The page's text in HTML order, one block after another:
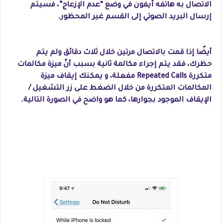
الاتصال به هاتفه آيفون في وضع “عدم الإزعاج”، فسيتم
إرسال البريد الصوتي إلى القسم غير المحظور.
أيضًا إذا قمت بالاتصال مرتين خلال ثلاث دقائق ولم يتم
حظرك، فقد يتم إجراء مكالمة ثانية بسبب أنّ ميزة مكالمات
متكررة Repeated Calls مفعلة، و يمكنك إيقاف ميزة
المكالمات المتكررة من خلال الضغط على زر التشغيل /
الإيقاف الموجود بجوارها، كما هو واضح في الصورة التالية.